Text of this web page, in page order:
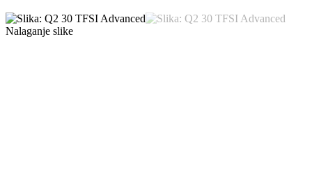
Nalaganje slike